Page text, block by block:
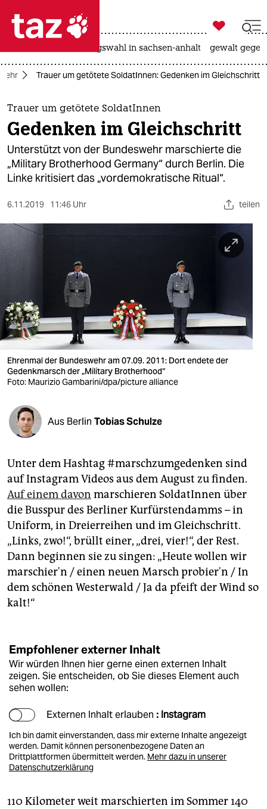
 taz zahl ich
taz zahl ich
themen
politik
öko
sport
berlin
wahrheit
verlag
verlag
shop
fragen & hilfe
unterstützen
abo
genossenschaft
epaper login

taz zahl ich
landtagswahl in sachsen-anhalt gewalt
Trauer um getötete SoldatInnen: Gedenken im Gleichschritt
Trauer um getötete SoldatInnen
Gedenken im Gleichschritt
Unterstützt von der Bundeswehr marschierte die
„Military Brotherhood Germany“ durch Berlin. Die
Linke kritisiert das „vordemokratische Ritual“.
6.11.2019 11:46 Uhr teilen
Ehrenmal der Bundeswehr am 07.09. 2011: Dort endete der
Gedenkmarsch der „Military Brotherhood“
Foto: Maurizio Gambarini/dpa/picture alliance
Aus Berlin Tobias Schulze
Unter dem Hashtag #marschzumgedenken sind
auf Instagram Videos aus dem August zu finden.
Auf einem davon marschieren SoldatInnen über
die Busspur des Berliner Kurfürstendamms – in
Uniform, in Dreierreihen und im Gleichschritt.
„Links, zwo!“, brüllt einer, „drei, vier!“, der Rest.
Dann beginnen sie zu singen: „Heute wollen wir
marschier'n / einen neuen Marsch probier'n / In
dem schönen Westerwald / Ja da pfeift der Wind so
kalt!“
Empfohlener externer Inhalt
Wir würden Ihnen hier gerne einen externen Inhalt
zeigen. Sie entscheiden, ob Sie dieses Element auch
sehen wollen:
Externen Inhalt erlauben : Instagram
Ich bin damit einverstanden, dass mir externe Inhalte angezeigt
werden. Damit können personenbezogene Daten an
Drittplattformen übermittelt werden. Mehr dazu in unserer
Datenschutzerklärung
110 Kilometer weit marschierten im Sommer 140